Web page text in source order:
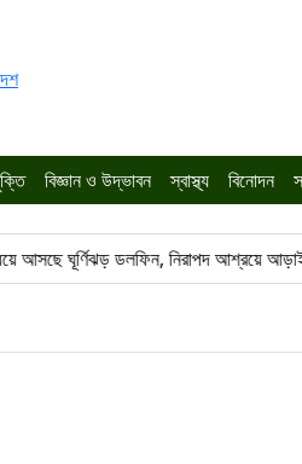
বিজ্ঞান ও উদ্ভাবন স্বাস্থ্য বিনোদন
ঘূর্ণিঝড় ডলফিন, নিরাপদ আশ্রয়ে আড়াই লাখ